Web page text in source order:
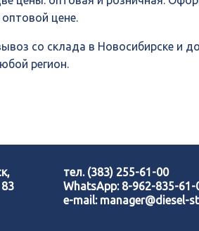
цене.
со склада в Новосибирске и
регион.
тел. (383) 255-61-00
WhatsApp: 8-962-835-61-
e-mail: manager@diesel-